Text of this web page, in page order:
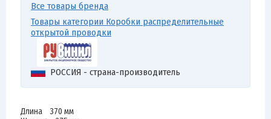
Все товары бренда
Товары категории Коробки распределительные
открытой проводки
РОССИЯ - страна-производитель
Длина 370 мм